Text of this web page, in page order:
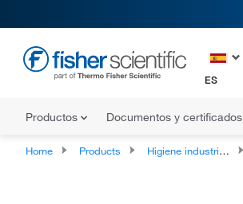
ES
Productos Documentos y certificados
Home Products Higiene industrial y vigilancia ambiental